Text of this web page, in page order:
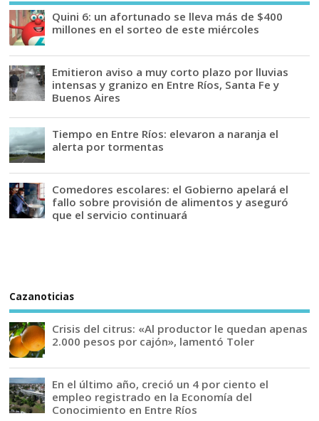
Quini 6: un afortunado se lleva más de $400
millones en el sorteo de este miércoles
Emitieron aviso a muy corto plazo por lluvias
intensas y granizo en Entre Ríos, Santa Fe y
Buenos Aires
Tiempo en Entre Ríos: elevaron a naranja el
alerta por tormentas
Comedores escolares: el Gobierno apelará el
fallo sobre provisión de alimentos y aseguró
que el servicio continuará
Cazanoticias
Crisis del citrus: «Al productor le quedan apenas
2.000 pesos por cajón», lamentó Toler
En el último año, creció un 4 por ciento el
empleo registrado en la Economía del
Conocimiento en Entre Ríos